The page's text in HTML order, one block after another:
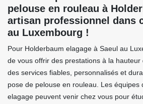
pelouse en rouleau à
artisan professionnel dans
au Luxembourg !
Pour Holderbaum elagage à Saeul au
de vous offrir des prestations à la hauteur
des services fiables, personnalisés et
pose de pelouse en rouleau. Les équipes
elagage peuvent venir chez vous pour